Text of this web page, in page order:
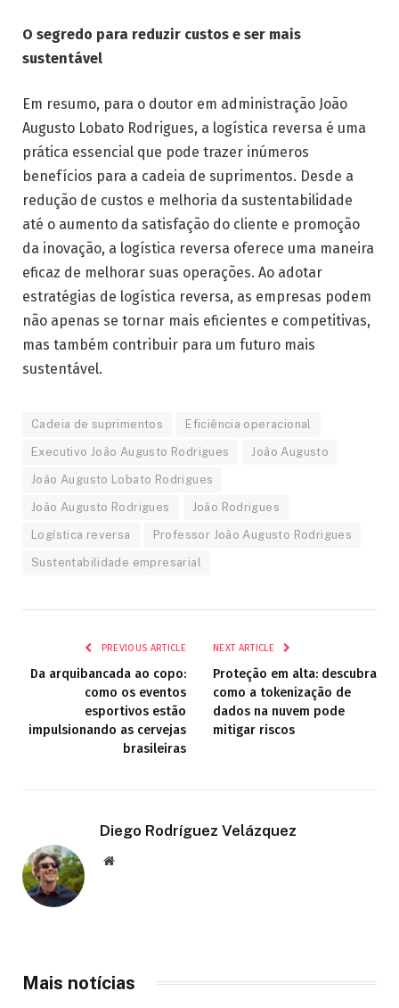
O segredo para reduzir custos e ser mais
sustentável
Em resumo, para o doutor em administração João
Augusto Lobato Rodrigues, a logística reversa é uma
prática essencial que pode trazer inúmeros
benefícios para a cadeia de suprimentos. Desde a
redução de custos e melhoria da sustentabilidade
até o aumento da satisfação do cliente e promoção
da inovação, a logística reversa oferece uma maneira
eficaz de melhorar suas operações. Ao adotar
estratégias de logística reversa, as empresas podem
não apenas se tornar mais eficientes e competitivas,
mas também contribuir para um futuro mais
sustentável.
Cadeia de suprimentos Eficiência operacional
Executivo João Augusto Rodrigues João Augusto
João Augusto Lobato Rodrigues
João Augusto Rodrigues João Rodrigues
Logística reversa Professor João Augusto Rodrigues
Sustentabilidade empresarial
PREVIOUS ARTICLE
Da arquibancada ao copo:
como os eventos
esportivos estão
impulsionando as cervejas
brasileiras
NEXT ARTICLE
Proteção em alta: descubra
como a tokenização de
dados na nuvem pode
mitigar riscos
Diego Rodríguez Velázquez
Website
Mais notícias